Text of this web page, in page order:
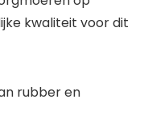
kwaliteit voor dit
rubber en